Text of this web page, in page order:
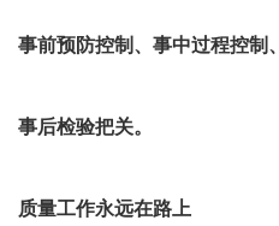
事前预防控制、事中过程控制、
事后检验把关。
质量工作永远在路上